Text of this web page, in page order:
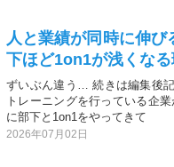
人と業績が同時に伸
下ほど1on1が浅くな
ずいぶん違う… 続きは編集後
トレーニングを行っている企
に部下と1on1をやってきて
2026年07月02日